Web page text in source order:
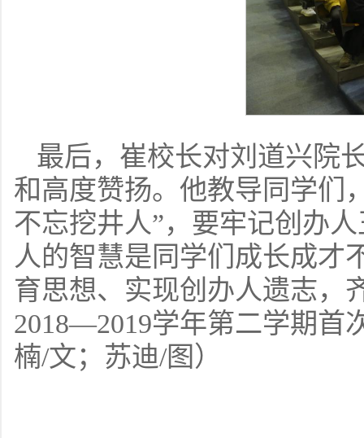
最后，崔校长对刘道兴院
和高度赞扬。他教导同学们
不忘挖井人”，要牢记创办
人的智慧是同学们成长成才
育思想、实现创办人遗志，
2018—2019学年第二学期首
楠/文；苏迪/图）